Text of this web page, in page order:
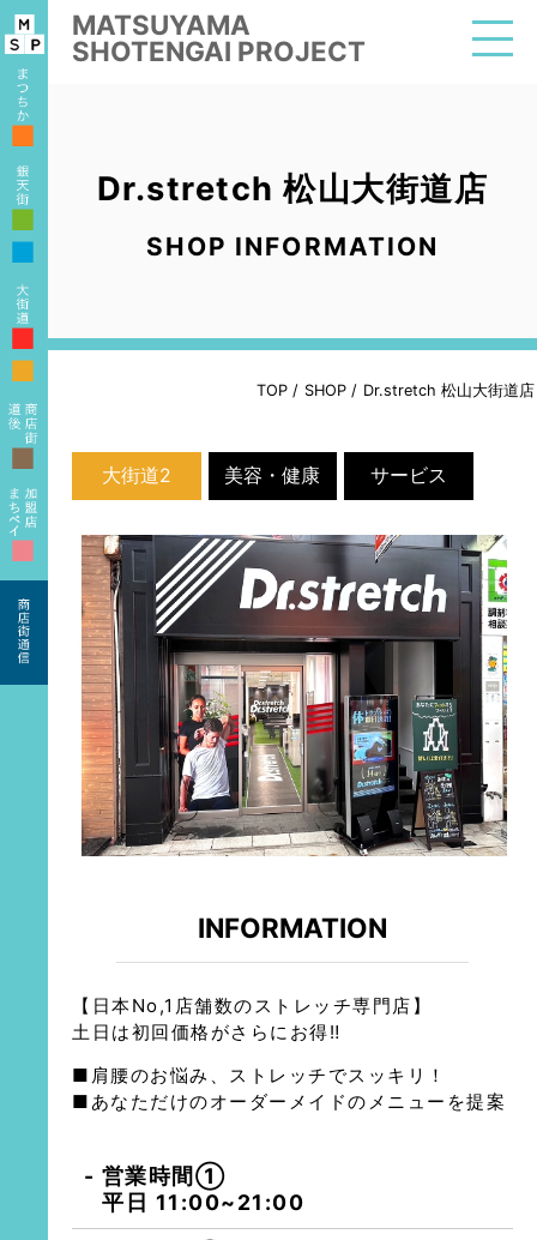
MATSUYAMA
SHOTENGAI PROJECT
■
■
■
■
■
■
■
Dr.stretch 松山大街道店
SHOP INFORMATION
TOP / SHOP / Dr.stretch 松山大街道店
大街道2 美容・健康 サービス
INFORMATION
【日本No,1店舗数のストレッチ専門店】
土日は初回価格がさらにお得‼
■肩腰のお悩み、ストレッチでスッキリ！
■あなただけのオーダーメイドのメニューを提案
営業時間①
平日 11:00~21:00